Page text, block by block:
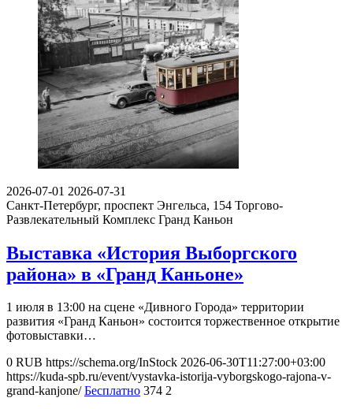
2026-07-01 2026-07-31
Санкт-Петербург, проспект Энгельса, 154 Торгово-
Развлекательный Комплекс Гранд Каньон
Выставка «История Выборгского
района» в «Гранд Каньоне»
1 июля в 13:00 на сцене «Дивного Города» территории
развития «Гранд Каньон» состоится торжественное открытие
фотовыставки…
0 RUB https://schema.org/InStock 2026-06-30T11:27:00+03:00
https://kuda-spb.ru/event/vystavka-istorija-vyborgskogo-rajona-v-
grand-kanjone/ Бесплатно 374 2